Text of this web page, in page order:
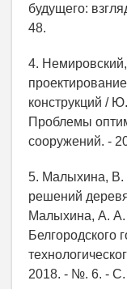
будущего:
48.
4.
конструкций /
Проблемы
сооружений. -
5. Малыхина, В.
решений
Малыхина, А. А.
Белгородского
2018. - №. 6. - С.